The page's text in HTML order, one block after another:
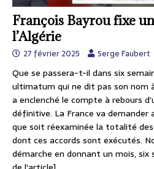
François Bayrou fixe
l’Algérie
27 février 2025 Serge Faubert
Que se passera-t-il dans six
ultimatum qui ne dit pas son nom
a enclenché le compte à rebours
définitive. La France va demander
que soit réexaminée la totalité
dont ces accords sont exécutés.
démarche en donnant un mois, six